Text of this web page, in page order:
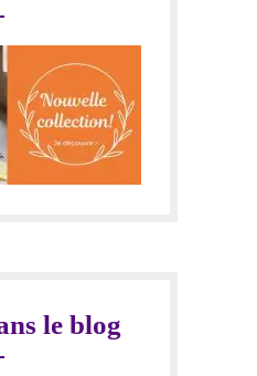
le blog